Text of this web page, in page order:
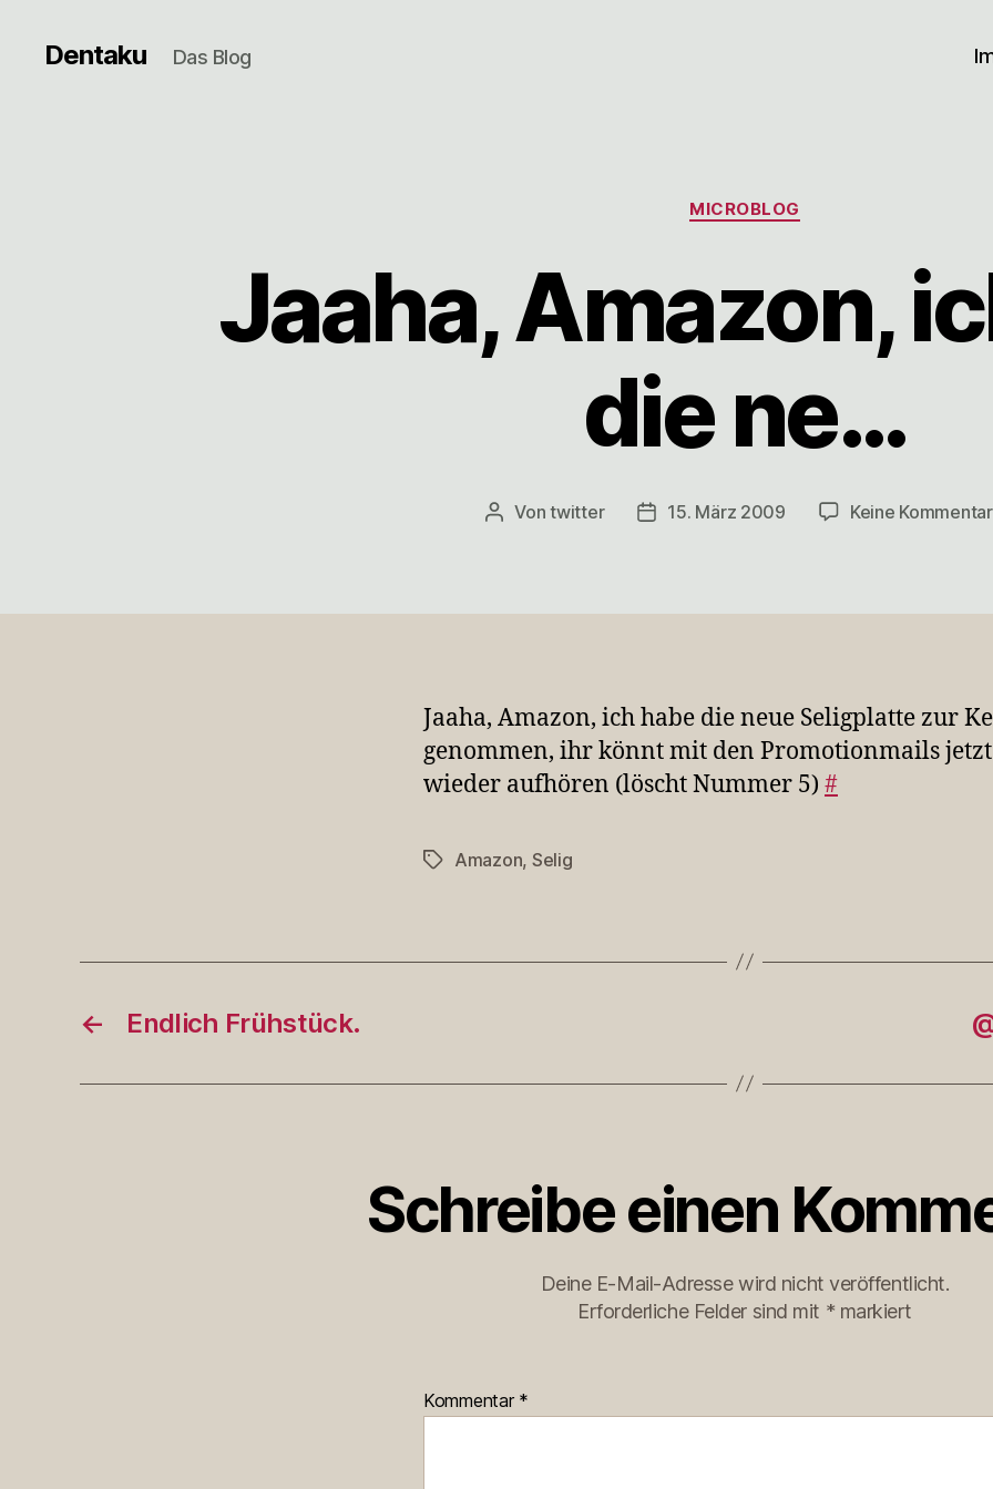
Dentaku Das Blog
Kategorien
MICROBLOG
Jaaha, Amazon,
die ne…
Beitragsautor
Vontwitter Veröffentlichungsdatum
15. März 2009 Keine
Jaaha, Amazon, ich habe die neue Seligplatte zur
genommen, ihr könnt mit den Promotionmails jetzt
wieder aufhören (löscht Nummer 5) #
Schlagwörter
Amazon, Selig
← Endlich Frühstück.
Schreibe einen
Deine E-Mail-Adresse wird nicht veröffentlicht.
Erforderliche Felder sind mit * markiert
Kommentar *